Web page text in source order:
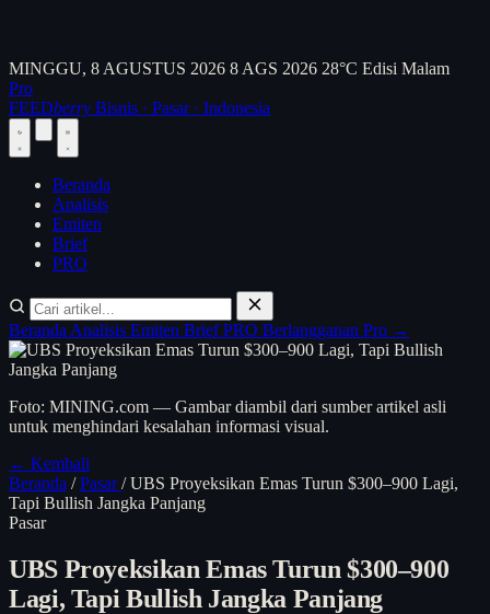
MINGGU, 8 AGUSTUS 2026 8 AGS 2026 28°C Edisi Malam
Pro
FEEDberry Bisnis · Pasar · Indonesia
Beranda
Analisis
Emiten
Brief
PRO
Beranda Analisis Emiten BriefPRO Berlangganan Pro →
Foto: MINING.com — Gambar diambil dari sumber artikel asli
untuk menghindari kesalahan informasi visual.
← Kembali
Beranda / Pasar/ UBS Proyeksikan Emas Turun $300–900 Lagi,
Tapi Bullish Jangka Panjang
Pasar
UBS Proyeksikan Emas Turun $300–900
Lagi, Tapi Bullish Jangka Panjang